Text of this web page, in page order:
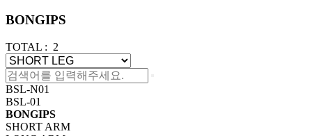
BONGIPS
TOTAL : 2
BSL-N01
BSL-01
BONGIPS
SHORT ARM